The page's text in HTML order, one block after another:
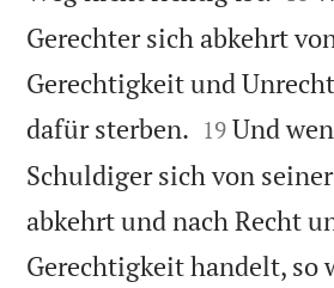
Gerechter sich abkehrt
Gerechtigkeit und
dafür sterben. 

19 Und
Schuldiger sich von
abkehrt und nach Recht
Gerechtigkeit handelt, so